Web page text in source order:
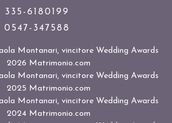
335-6180199
0547-347588